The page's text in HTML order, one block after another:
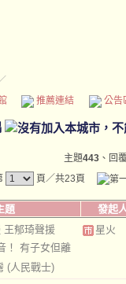
推薦連結 公告
主題443 、回覆
頁／共23頁
題 發起
王郁琦聲援
！ 有子女但離
(人民戰士)
星火